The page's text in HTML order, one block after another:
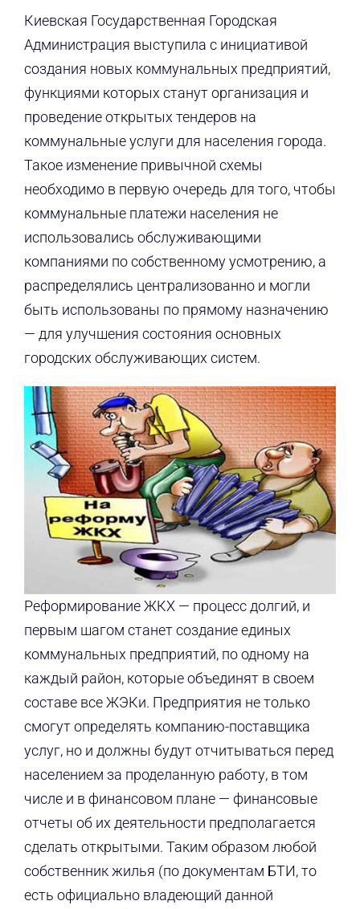
Киевская Государственная Городская
Администрация выступила с инициативой
создания новых коммунальных предприятий,
функциями которых станут организация и
проведение открытых тендеров на
коммунальные услуги для населения города.
Такое изменение привычной схемы
необходимо в первую очередь для того, чтобы
коммунальные платежи населения не
использовались обслуживающими
компаниями по собственному усмотрению, а
распределялись централизованно и могли
быть использованы по прямому назначению
— для улучшения состояния основных
городских обслуживающих систем.
Реформирование ЖКХ — процесс долгий, и
первым шагом станет создание единых
коммунальных предприятий, по одному на
каждый район, которые объединят в своем
составе все ЖЭКи. Предприятия не только
смогут определять компанию-поставщика
услуг, но и должны будут отчитываться перед
населением за проделанную работу, в том
числе и в финансовом плане — финансовые
отчеты об их деятельности предполагается
сделать открытыми. Таким образом любой
собственник жилья (по документам БТИ, то
есть официально владеющий данной